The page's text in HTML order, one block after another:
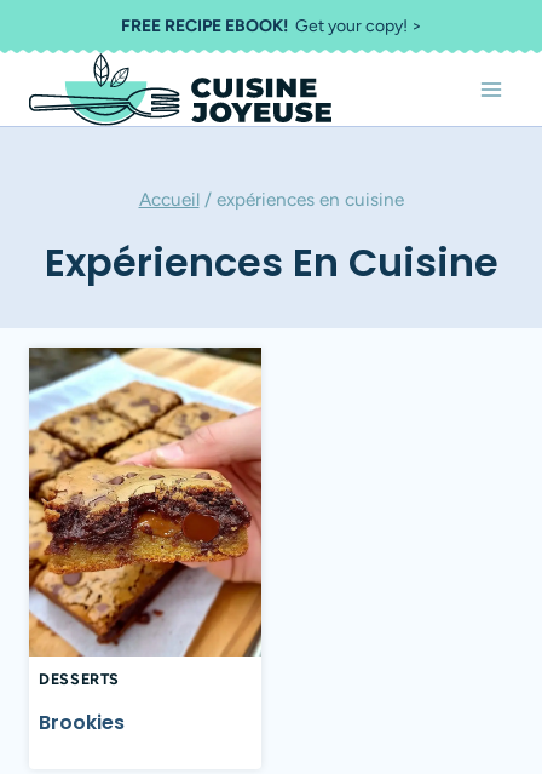
au
contenu
FREE RECIPE EBOOK!Get your copy! >
Accueil / expériences en cuisine
Expériences En Cuisine
DESSERTS
Brookies